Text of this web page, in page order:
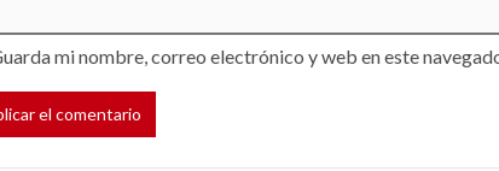
mi nombre, correo electrónico y web en este